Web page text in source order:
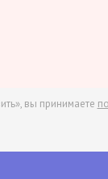
вы принимаете